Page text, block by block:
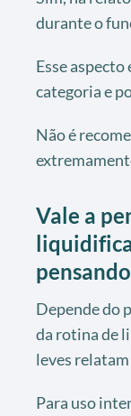
durante o
Esse
categoria e
Não é
Vale a
Depende do
da rotina de
leves
Para uso